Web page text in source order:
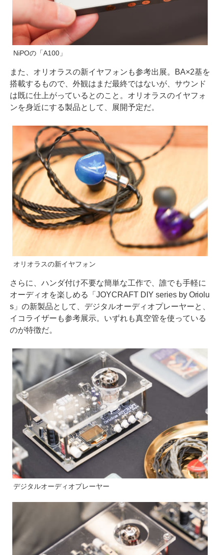
NiPOの「A100」
また、オリオラスの新イヤフォンも参考出展。BA×2基を
搭載するもので、外観はまだ最終ではないが、サウンド
は既に仕上がっているとのこと。オリオラスのイヤフォ
ンを身近にする製品として、展開予定だ。
オリオラスの新イヤフォン
さらに、ハンダ付け不要な簡単な工作で、誰でも手軽に
オーディオを楽しめる「JOYCRAFT DIY series by Oriolu
s」の新製品として、デジタルオーディオプレーヤーと、
イコライザーも参考展示。いずれも真空管を使っている
のが特徴だ。
デジタルオーディオプレーヤー